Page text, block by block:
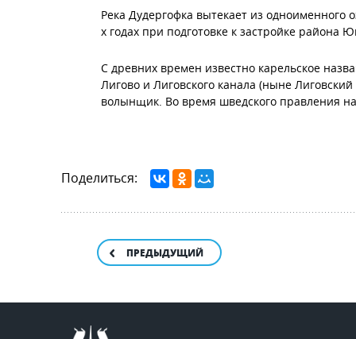
Река Дудергофка вытекает из
х годах при подготовке к застройке района
С древних времен известно карельское
Лигово и Лиговского канала (ныне
волынщик. Во время шведского правления
Поделиться:
ПРЕДЫДУЩИЙ